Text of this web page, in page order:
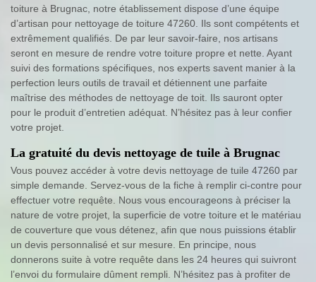
toiture à Brugnac, notre établissement dispose d’une équipe
d’artisan pour nettoyage de toiture 47260. Ils sont compétents et
extrêmement qualifiés. De par leur savoir-faire, nos artisans
seront en mesure de rendre votre toiture propre et nette. Ayant
suivi des formations spécifiques, nos experts savent manier à la
perfection leurs outils de travail et détiennent une parfaite
maîtrise des méthodes de nettoyage de toit. Ils sauront opter
pour le produit d’entretien adéquat. N’hésitez pas à leur confier
votre projet.
La gratuité du devis nettoyage de tuile à Brugnac
Vous pouvez accéder à votre devis nettoyage de tuile 47260 par
simple demande. Servez-vous de la fiche à remplir ci-contre pour
effectuer votre requête. Nous vous encourageons à préciser la
nature de votre projet, la superficie de votre toiture et le matériau
de couverture que vous détenez, afin que nous puissions établir
un devis personnalisé et sur mesure. En principe, nous
donnerons suite à votre requête dans les 24 heures qui suivront
l’envoi du formulaire dûment rempli. N’hésitez pas à profiter de